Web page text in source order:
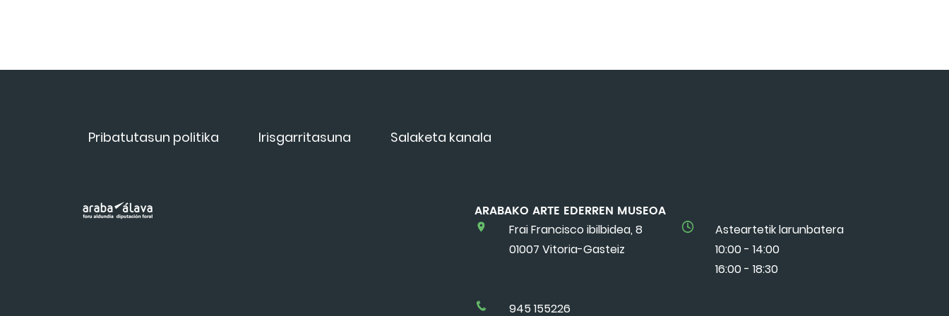
Pribatutasun politika Irisgarritasuna Salaketa kanala
ARABAKO ARTE EDERREN MUSEOA
Frai Francisco ibilbidea, 8
01007 Vitoria-Gasteiz
Asteartetik larunbatera
10:00 - 14:00
16:00 - 18:30
945 155226